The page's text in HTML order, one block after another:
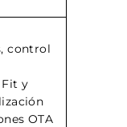
control
y
OTA